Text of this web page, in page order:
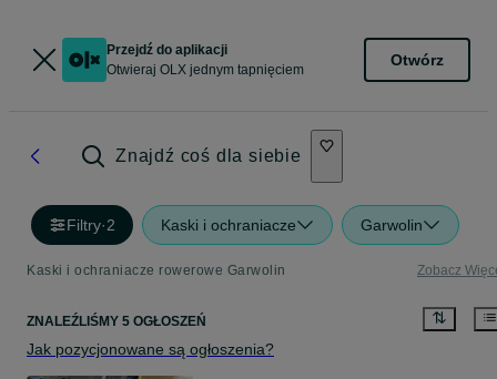
Przejdź do aplikacji
Otwieraj OLX jednym tapnięciem
Otwórz
Znajdź coś dla siebie
Filtry·2 Kaski i ochraniacze Garwolin
Kaski i ochraniacze rowerowe Garwolin Zobacz
ZNALEŹLIŚMY 5 OGŁOSZEŃ
Jak pozycjonowane są ogłoszenia?